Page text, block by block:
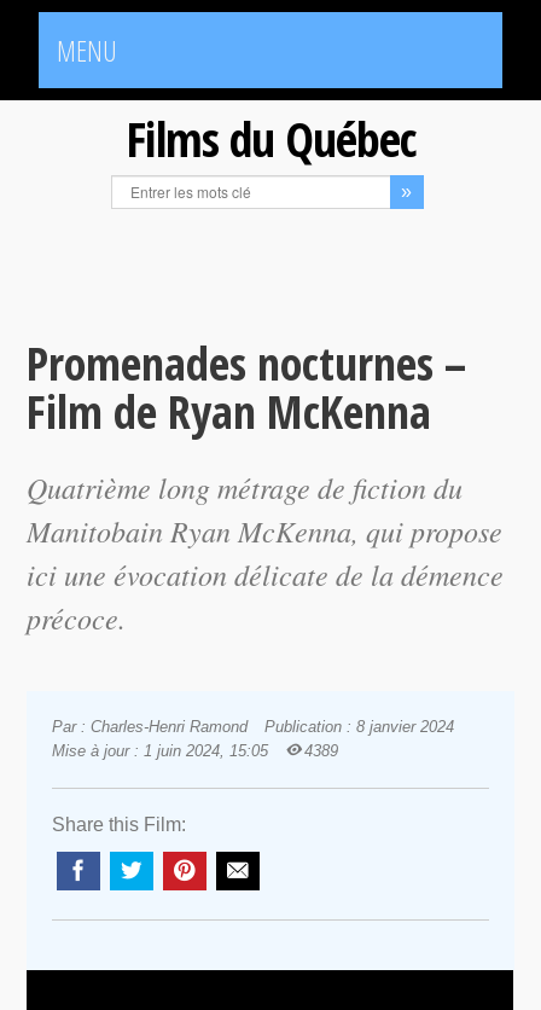
MENU
Films du Québec
Promenades nocturnes –
Film de Ryan McKenna
Quatrième long métrage de fiction du
Manitobain Ryan McKenna, qui propose
ici une évocation délicate de la démence
précoce.
Par : Charles-Henri Ramond
Publication : 8 janvier 2024
Mise à jour : 1 juin 2024, 15:05
4389
Share this Film: